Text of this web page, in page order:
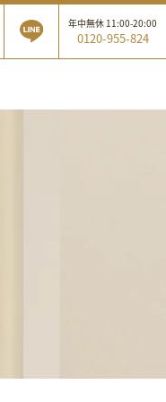
年中無休 11:00-20:00
0120-955-824